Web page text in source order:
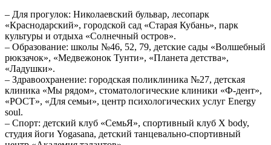
– Для прогулок: Николаевский бульвар, лесопарк
«Краснодарский», городской сад «Старая Кубань», парк
культуры и отдыха «Солнечный остров».
– Образование: школы №46, 52, 79, детские сады «Волшебный
рюкзачок», «Медвежонок Тунти», «Планета детства»,
«Ладушки».
– Здравоохранение: городская поликлиника №27, детская
клиника «Мы рядом», стоматологические клиники «Ф-дент»,
«РОСТ», «Для семьи», центр психологических услуг Energy
soul.
– Спорт: детский клуб «СемьЯ», спортивный клуб X body,
студия йоги Yogasana, детский танцевально-спортивный